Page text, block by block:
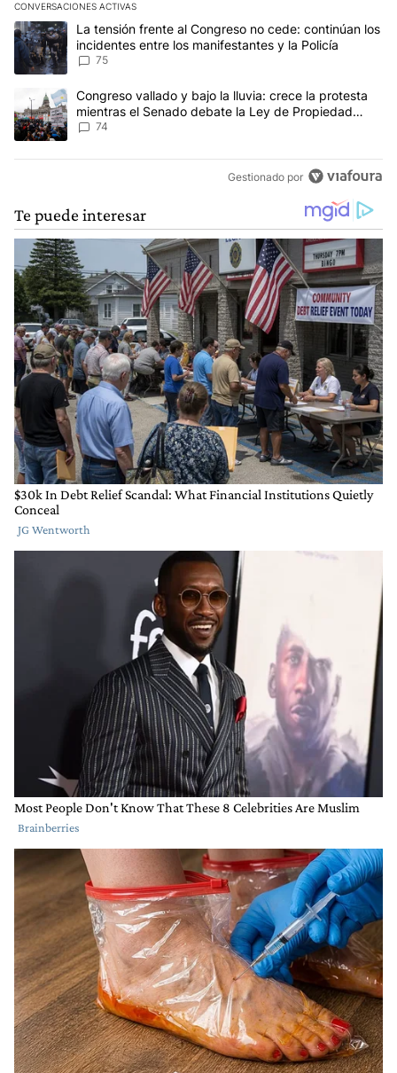
CONVERSACIONES ACTIVAS
Este listado muestra los artículos con más comentarios en los
Un artículo de tendencia con el título "La tensión frente al
La tensión frente al Congreso no cede: continúan los
incidentes entre los manifestantes y la Policía
75
Un artículo de tendencia con el título "Congreso vallado y bajo
Congreso vallado y bajo la lluvia: crece la protesta
mientras el Senado debate la Ley de Propiedad
Privada
74
Gestionado por